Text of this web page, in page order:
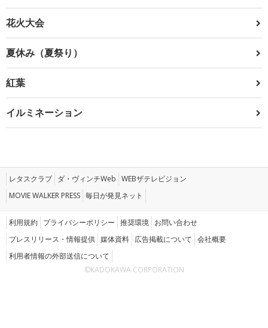
花火大会
夏休み（夏祭り）
紅葉
イルミネーション
レタスクラブ ダ・ヴィンチWeb WEBザテレビジョン
MOVIE WALKER PRESS 毎日が発見ネット
利用規約 プライバシーポリシー 推奨環境 お問い合わせ
プレスリリース・情報提供 媒体資料 広告掲載について 会社概要
利用者情報の外部送信について
©KADOKAWA CORPORATION